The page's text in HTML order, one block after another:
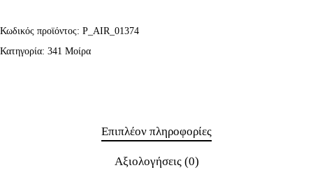
Κωδικός προϊόντος: P_AIR_01374
Κατηγορία: 341 Μοίρα
Επιπλέον πληροφορίες
Αξιολογήσεις (0)